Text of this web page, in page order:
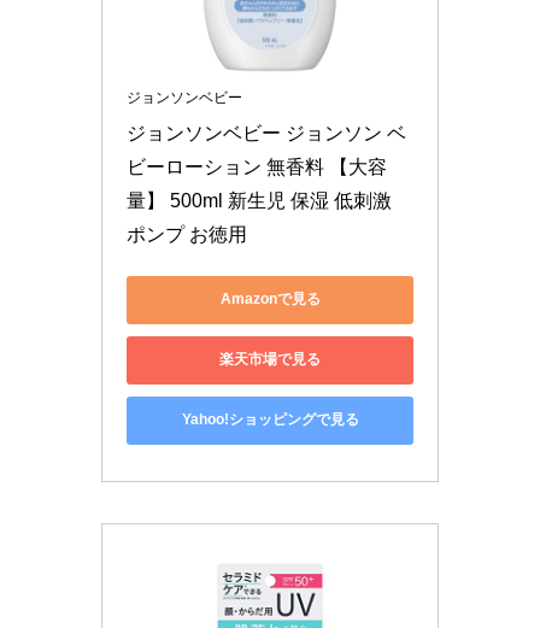
ジョンソンベビー
ジョンソンベビー ジョンソン ベ
ビーローション 無香料 【大容
量】 500ml 新生児 保湿 低刺激
ポンプ お徳用
Amazonで見る
楽天市場で見る
Yahoo!ショッピングで見る